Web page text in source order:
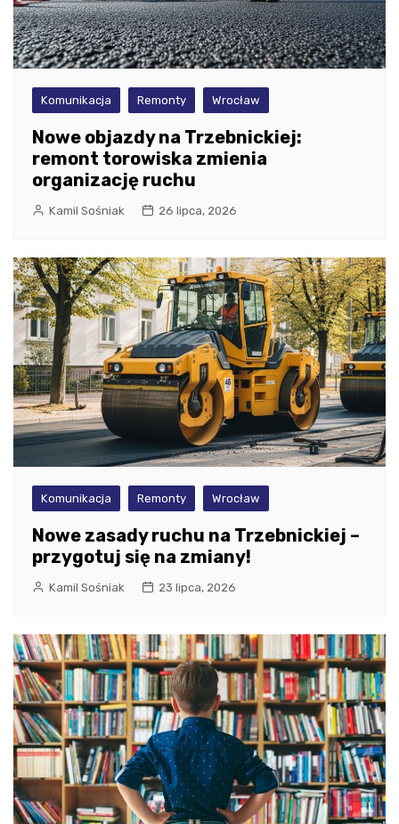
Komunikacja Remonty Wrocław
Nowe objazdy na Trzebnickiej:
remont torowiska zmienia
organizację ruchu
Kamil Sośniak 26 lipca, 2026
Komunikacja Remonty Wrocław
Nowe zasady ruchu na Trzebnickiej –
przygotuj się na zmiany!
Kamil Sośniak 23 lipca, 2026